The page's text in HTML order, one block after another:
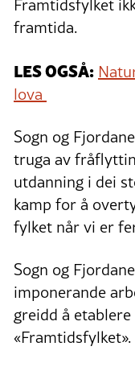
framtida.
LES OGSÅ:
lova
Sogn og
truga av
utdanning i dei
kamp for å
fylket når vi er
Sogn og
imponerande
greidd å
«Framtidsfylket».